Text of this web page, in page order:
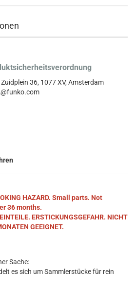
Zuidplein 36, 1077 XV, Amsterdam
HAZARD. Small parts. Not
36 months.
ERSTICKUNGSGEFAHR. NICHT
GEEIGNET.
Sache:
es sich um Sammlerstücke für rein